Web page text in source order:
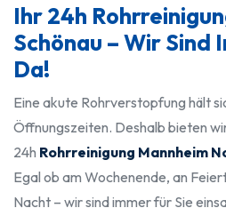
Ihr 24h
Schönau – Wir Sind
Da!
Eine akute Rohrverstopfung hält
Öffnungszeiten. Deshalb bieten
24h Rohrreinigung Mannheim
Egal ob am Wochenende, an
Nacht – wir sind immer für Sie